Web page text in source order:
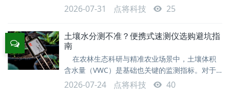
Chamber）原理，广泛应用于植物生理学、生态
学、农学、林学及牧草研究等领域。据《中国植物
植物水势测量的主流方法，全球超过78%的相关科
研文献采用该技术路线。2026年7月，点将科技自
主研发的DJ-3500便携式植物水势仪成功交付非洲
客户。客户在产品验
2026-07-31 点将科技 25
土壤水分测不准？便携式速测仪选购避坑指
南
在农林生态科研与精准农业场景中，土壤体积
含水量（VWC）是基础也关键的监测指标。对于
多点位快速普查、田间墒情监测等野外作业场景，
一款合适的便携式土壤水分速测仪必不可少。面对
2026-07-24 点将科技 40